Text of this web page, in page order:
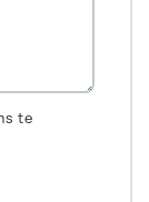
te